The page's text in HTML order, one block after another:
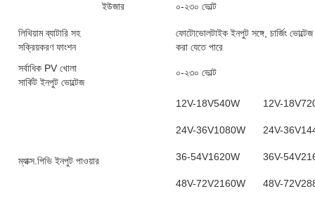
ইউজার
০-২৩০ ভোল্ট
লিথিয়াম ব্যাটারি সহ
সক্রিয়করণ ফাংশন
ফোটোভোলটাইক ইনপুট সঙ্গে, চার্জিং ভোল্টেজ
করা যেতে পারে
সর্বাধিক PV খোলা
সার্কিট ইনপুট ভোল্টেজ
০-২৩০ ভোল্ট
ম্যাক্স.পিভি ইনপুট পাওয়ার
12V-18V540W 12V-
24V-36V1080W 24V-
36-54V1620W 36V-
48V-72V2160W 48V-